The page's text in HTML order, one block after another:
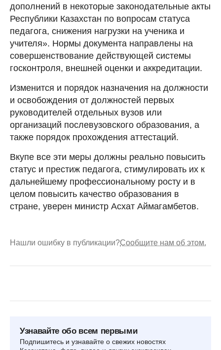
дополнений в некоторые законодательные акты
Республики Казахстан по вопросам статуса
педагога, снижения нагрузки на ученика и
учителя». Нормы документа направлены на
совершенствование действующей системы
госконтроля, внешней оценки и аккредитации.
Изменится и порядок назначения на должности
и освобождения от должностей первых
руководителей отдельных вузов или
организаций послевузовского образования, а
также порядок прохождения аттестаций.
Вкупе все эти меры должны реально повысить
статус и престиж педагога, стимулировать их к
дальнейшему профессиональному росту и в
целом повысить качество образования в
стране, уверен министр Асхат Аймагамбетов.
Нашли ошибку в публикации?Сообщите нам об этом.
Узнавайте обо всем первыми
Подпишитесь и узнавайте о свежих новостях